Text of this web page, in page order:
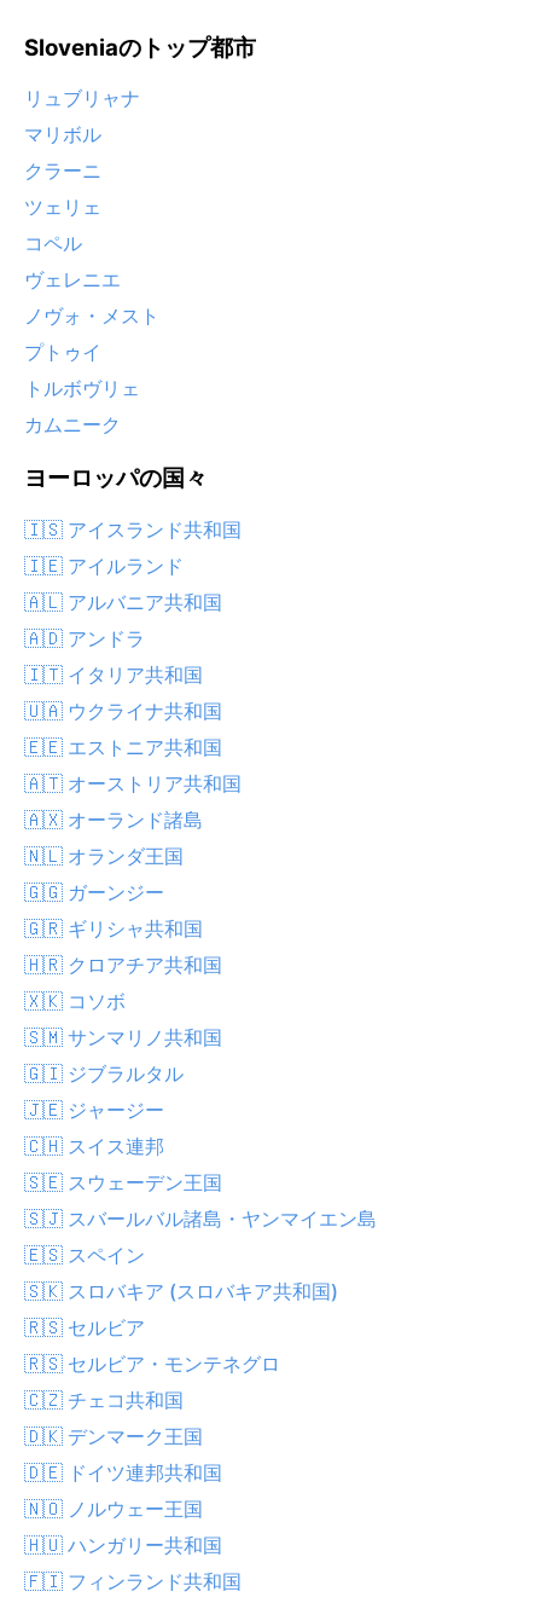
Sloveniaのトップ都市
リュブリャナ
マリボル
クラーニ
ツェリェ
コペル
ヴェレニエ
ノヴォ・メスト
プトゥイ
トルボヴリェ
カムニーク
ヨーロッパの国々
🇮🇸 アイスランド共和国
🇮🇪 アイルランド
🇦🇱 アルバニア共和国
🇦🇩 アンドラ
🇮🇹 イタリア共和国
🇺🇦 ウクライナ共和国
🇪🇪 エストニア共和国
🇦🇹 オーストリア共和国
🇦🇽 オーランド諸島
🇳🇱 オランダ王国
🇬🇬 ガーンジー
🇬🇷 ギリシャ共和国
🇭🇷 クロアチア共和国
🇽🇰 コソボ
🇸🇲 サンマリノ共和国
🇬🇮 ジブラルタル
🇯🇪 ジャージー
🇨🇭 スイス連邦
🇸🇪 スウェーデン王国
🇸🇯 スバールバル諸島・ヤンマイエン島
🇪🇸 スペイン
🇸🇰 スロバキア (スロバキア共和国)
🇷🇸 セルビア
🇷🇸 セルビア・モンテネグロ
🇨🇿 チェコ共和国
🇩🇰 デンマーク王国
🇩🇪 ドイツ連邦共和国
🇳🇴 ノルウェー王国
🇭🇺 ハンガリー共和国
🇫🇮 フィンランド共和国